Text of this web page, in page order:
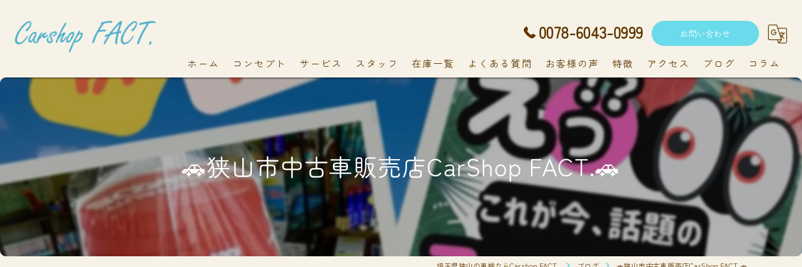
0078-6043-0999 お問い合わせ
ホーム コンセプト サービス スタッフ 在庫一覧 よくある質問 お客様の声 特徴
中古車
軽自動車
新車
持ち込み
メンテナンス
アクセス ブログ コラム
🚗狭山市中古車販売店CarShop FACT.🚗